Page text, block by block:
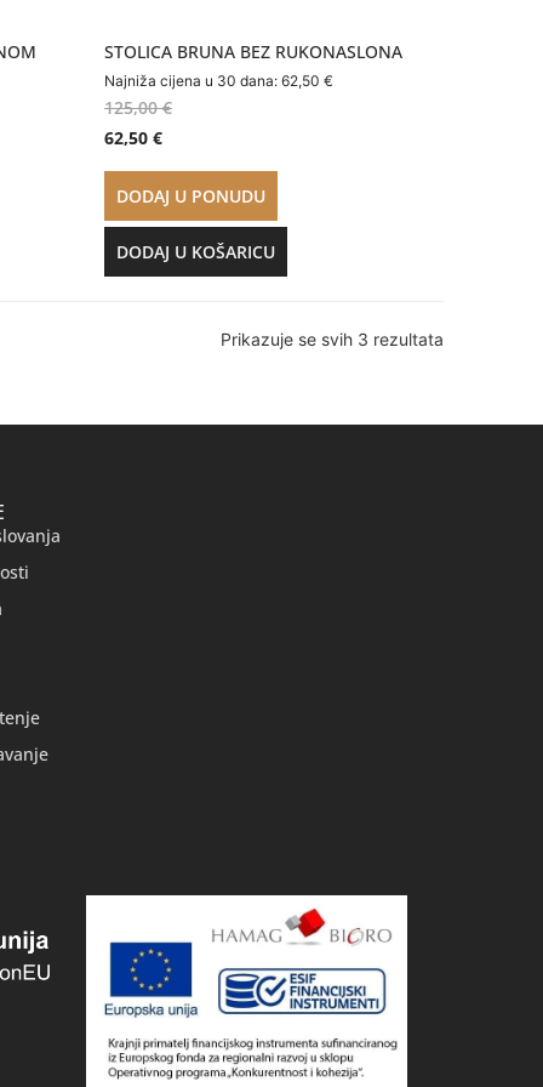
STOLICA BRUNA BEZ RUKONASLONA
Najniža cijena u 30 dana: 62,50 €
125,00€
62,50 €
DODAJ U PONUDU
DODAJ U KOŠARICU
Prikazuje se svih 3 rezultata